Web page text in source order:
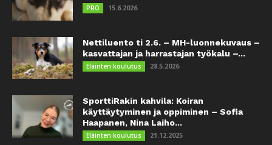
PRO 15.6.2026
Nettiluento ti 2.6. – MH-luonnekuvaus –
kasvattajan ja harrastajan työkalu –...
Eläinten koulutus 28.5.2026
SporttiRakin kahvila: Koiran
käyttäytyminen ja oppiminen – Sofia
Haapanen, Nina Laiho...
Eläinten koulutus 21.12.2025